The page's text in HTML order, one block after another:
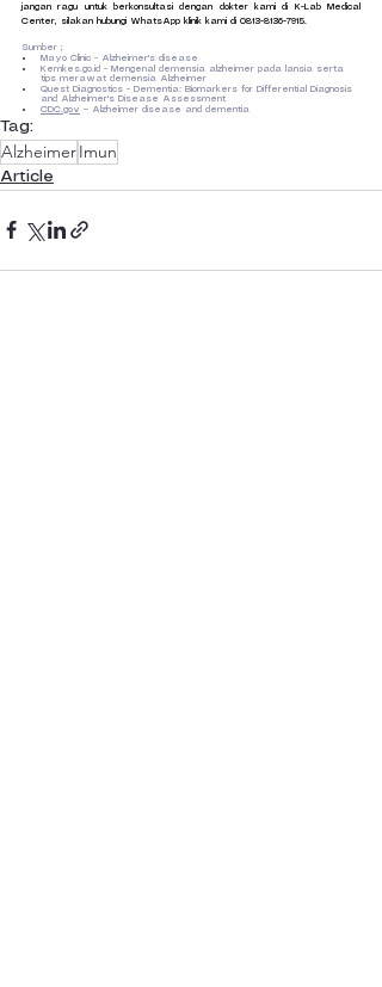
jangan ragu untuk berkonsultasi dengan dokter kami di K-Lab Medical
Center, silakan hubungi WhatsApp klinik kami di 0813-8136-7915.
Sumber ;
Mayo Clinic - Alzheimer's disease
Kemkes.go.id - Mengenal demensia alzheimer pada lansia serta
tips merawat demensia Alzheimer
Quest Diagnostics - Dementia: Biomarkers for Differential Diagnosis
and Alzheimer's Disease Assessment
CDC.gov – Alzheimer disease and dementia
Tag:
AlzheimerImun
Article